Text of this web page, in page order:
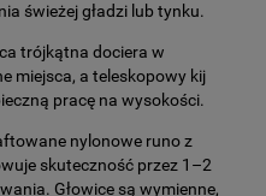
świeżej gładzi lub tynku.
trójkątna dociera w
miejsca, a teleskopowy kij
pracę na wysokości.
nylonowe runo z
skuteczność przez 1–2
Głowice są wymienne,